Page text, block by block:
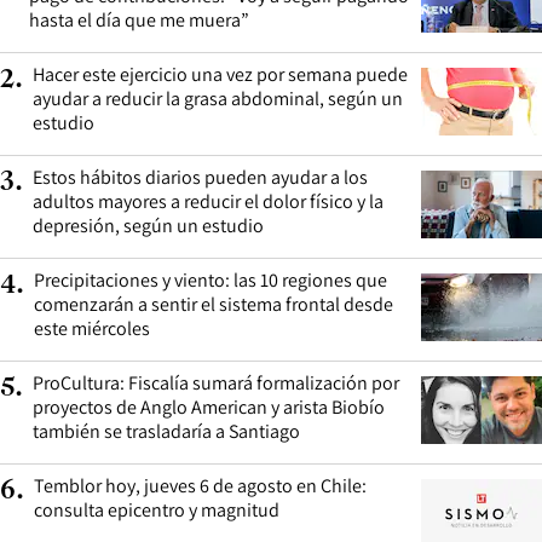
hasta el día que me muera”
2. Hacer este ejercicio una vez por semana puede
ayudar a reducir la grasa abdominal, según un
estudio
3. Estos hábitos diarios pueden ayudar a los
adultos mayores a reducir el dolor físico y la
depresión, según un estudio
4. Precipitaciones y viento: las 10 regiones que
comenzarán a sentir el sistema frontal desde
este miércoles
5. ProCultura: Fiscalía sumará formalización por
proyectos de Anglo American y arista Biobío
también se trasladaría a Santiago
6. Temblor hoy, jueves 6 de agosto en Chile:
consulta epicentro y magnitud